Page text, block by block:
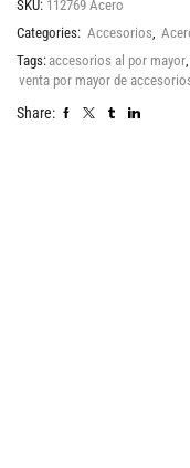
SKU: 112769 Acero
Categories: Accesorios
Tags: accesorios al por mayor
venta por mayor de
Share: